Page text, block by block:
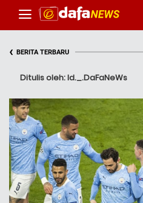
‹ BERITA TERBARU
Ditulis oleh: Id._.DaFaNeWs